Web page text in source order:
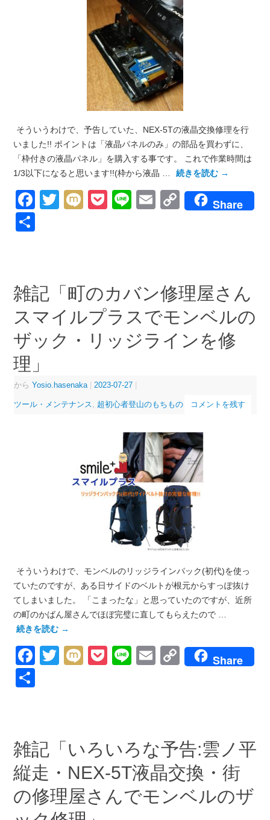
そういうわけで、予告していた、NEX-5Tの液晶交換修理を行
いました!! ポイントは「液晶パネルのみ」の部品を買わずに、
「枠付きの液晶パネル」を購入する事です。 これで作業時間は
1/3以下になると思います!!(枠から液晶 …
続きを読む →
Facebook
Twitter
MixiPocket
LineEmailCopyShare
雑記「町のカバン修理屋さん
スマイルプラスでモンベルの
ザック・リッジラインを修
理」
から Yosio.hasenaka 2023-07-27
ツール・メンテナンス, 超初心者登山のもちもの コメントを残す
そういうわけで、モンベルのリッジラインパック(初代)を使っ
ていたのですが、ある日サイドのベルトが根元からすっぽ抜け
てしまいました。 「こまったな」と思っていたのですが、近所
の町のかばん屋さんでほぼ完璧に直してもらえたので …
続きを読む →
Facebook
Twitter
MixiPocket
LineEmailCopyShare
雑記「いろいろな予告:雲ノ平
縦走・NEX‐5T液晶交換・街
の修理屋さんでモンベルのザ